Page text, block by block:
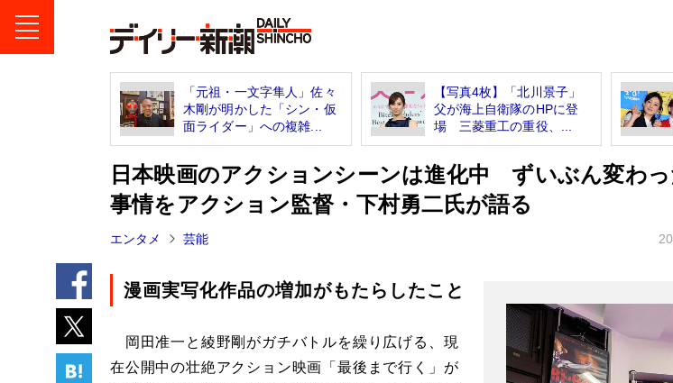
「元祖・一文字隼人」佐々
木剛が明かした「シン・仮
面ライダー」への複雑...
【写真4枚】「北川景子」
父が海上自衛隊のHPに登
場 三菱重工の重役、...
日本映画のアクションシーンは進化中 ずいぶん変わ
事情をアクション監督・下村勇二氏が語る
エンタメ 芸能
漫画実写化作品の増加がもたらしたこと
岡田准一と綾野剛がガチバトルを繰り広げる、現
在公開中の壮絶アクション映画「最後まで行く」が